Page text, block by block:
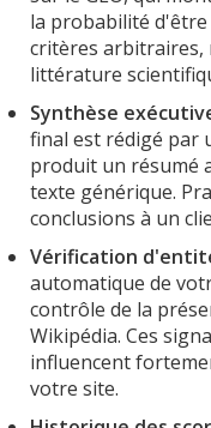
la probabilité d'être
critères arbitraires,
littérature
Synthèse
final est rédigé par
produit un résumé
texte générique.
conclusions à un
Vérification
automatique de
contrôle de la
Wikipédia. Ces
influencent
votre site.